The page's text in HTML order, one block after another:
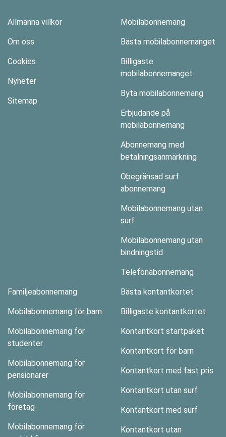
Allmänna villkor
Om oss
Cookies
Nyheter
Sitemap
Mobilabonnemang
Bästa mobilabonnemanget
Billigaste
mobilabonnemanget
Byta mobilabonnemang
Erbjudande på
mobilabonnemang
Abonnemang med
betalningsanmärkning
Obegränsad surf
abonnemang
Mobilabonnemang utan
surf
Mobilabonnemang utan
bindningstid
Telefonabonnemang
Familjeabonnemang
Mobilabonnemang för barn
Mobilabonnemang för
studenter
Mobilabonnemang för
pensionärer
Mobilabonnemang för
företag
Mobilabonnemang för
Bästa kontantkortet
Billigaste kontantkortet
Kontantkort startpaket
Kontantkort för barn
Kontantkort med fast pris
Kontantkort utan surf
Kontantkort med surf
Kontantkort utan